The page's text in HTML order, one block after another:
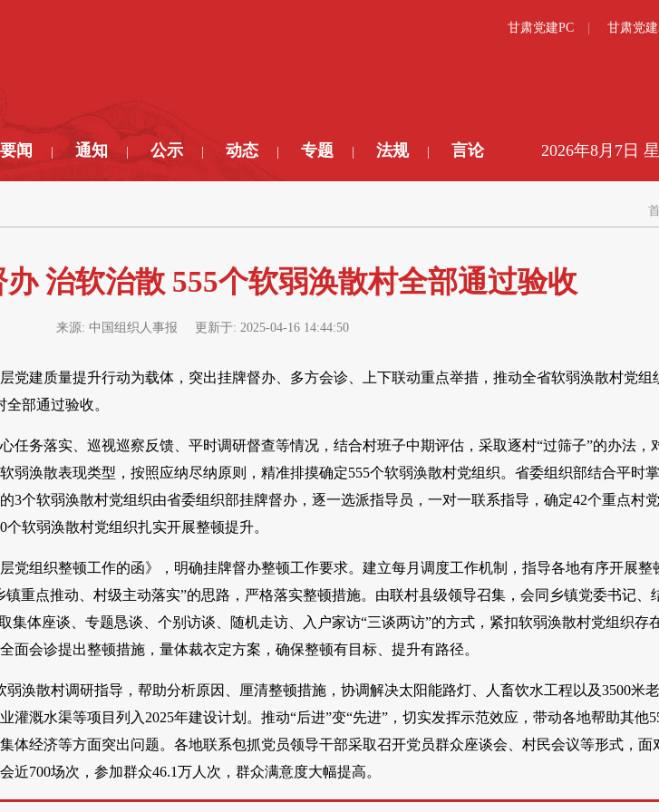
甘肃党建PC 甘肃党
要闻 通知 公示 动态 专题 法规 言论 2026年8月7日
治软治散 555个软弱涣散村全部通过验收
来源: 中国组织人事报 更新于: 2025-04-16 14:44:50
党建质量提升行动为载体，突出挂牌督办、多方会诊、上下联动重点举措，推动全省软弱涣散村党组
部通过验收。
任务落实、巡视巡察反馈、平时调研督查等情况，结合村班子中期评估，采取逐村“过筛子”的办法，
弱涣散表现类型，按照应纳尽纳原则，精准排摸确定555个软弱涣散村党组织。省委组织部结合平时
3个软弱涣散村党组织由省委组织部挂牌督办，逐一选派指导员，一对一联系指导，确定42个重点村
软弱涣散村党组织扎实开展整顿提升。
党组织整顿工作的函》，明确挂牌督办整顿工作要求。建立每月调度工作机制，指导各地有序开展整
重点推动、村级主动落实”的思路，严格落实整顿措施。由联村县级领导召集，会同乡镇党委书记、
集体座谈、专题恳谈、个别访谈、随机走访、入户家访“三谈两访”的方式，紧扣软弱涣散村党组织存
面会诊提出整顿措施，量体裁衣定方案，确保整顿有目标、提升有路径。
涣散村调研指导，帮助分析原因、厘清整顿措施，协调解决太阳能路灯、人畜饮水工程以及3500米
灌溉水渠等项目列入2025年建设计划。推动“后进”变“先进”，切实发挥示范效应，带动各地帮助其他
体经济等方面突出问题。各地联系包抓党员领导干部采取召开党员群众座谈会、村民会议等形式，面
700场次，参加群众46.1万人次，群众满意度大幅提高。